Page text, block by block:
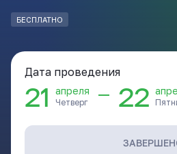
БЕСПЛАТНО
Дата проведения
21 апреля
Четверг — 22
НОВОСТИ